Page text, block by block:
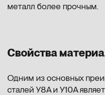
металл более прочным.
Свойства
Одним из основных
сталей У8А и У10А